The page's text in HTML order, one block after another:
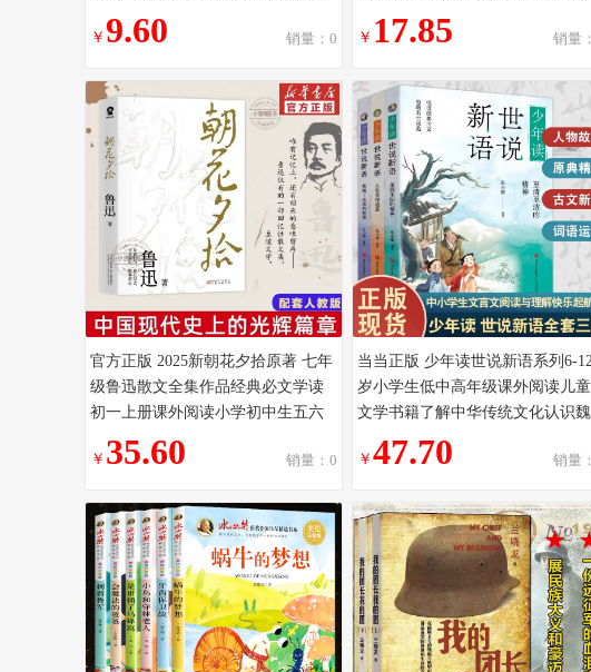
全集精选图书籍 北京教育出版社
￥ 9.60 销量：0
物塞万提斯著名西方现代小说
￥ 17.85 销量
官方正版 2025新朝花夕拾原著 七年
级鲁迅散文全集作品经典必文学读
初一上册课外阅读小学初中生五六
七年级推书目必读小说经典书籍
￥ 35.60 销量：0
当当正版 少年读世说新语系列6-
岁小学生低中高年级课外阅读儿童
文学书籍了解中华传统文化认识魏
晋名士历史故事四五六年级
￥ 47.70 销量